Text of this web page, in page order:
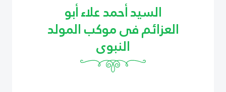
السيد أحمد علاء أبو
العزائم فى موكب المولد
النبوى